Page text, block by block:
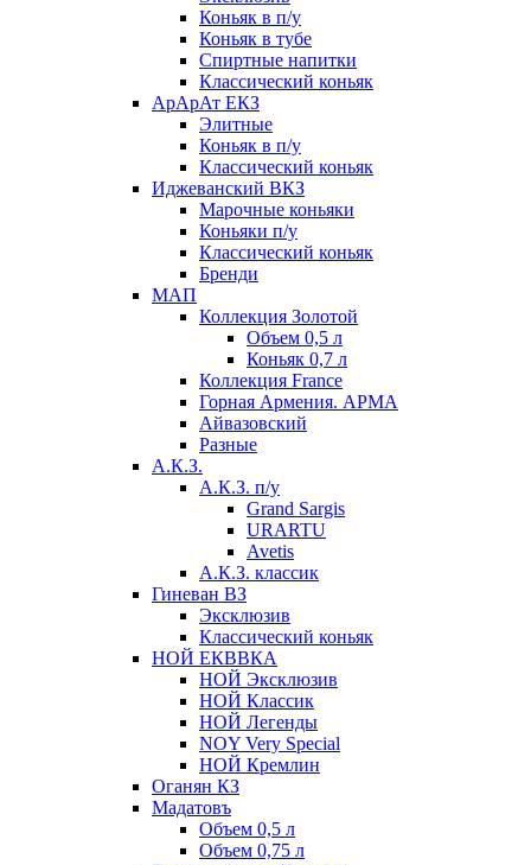
Коньяк в п/у
Коньяк в тубе
Спиртные напитки
Классический коньяк
АрАрАт ЕКЗ
Элитные
Коньяк в п/у
Классический коньяк
Иджеванский ВКЗ
Марочные коньяки
Коньяки п/у
Классический коньяк
Бренди
МАП
Коллекция Золотой
Объем 0,5 л
Коньяк 0,7 л
Коллекция France
Горная Армения. АРМА
Айвазовский
Разные
А.К.З.
А.К.З. п/у
Grand Sargis
URARTU
Avetis
А.К.З. классик
Гиневан ВЗ
Эксклюзив
Классический коньяк
НОЙ ЕКВВКА
НОЙ Эксклюзив
НОЙ Классик
НОЙ Легенды
NOY Very Speсial
НОЙ Кремлин
Оганян КЗ
Мадатовъ
Объем 0,5 л
Объем 0,75 л